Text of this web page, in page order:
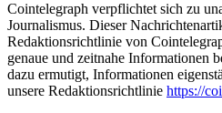
Cointelegraph verpflichtet sich zu
Journalismus. Dieser
Redaktionsrichtlinie von
genaue und zeitnahe Informationen
dazu ermutigt, Informationen
unsere Redaktionsrichtlinie https://